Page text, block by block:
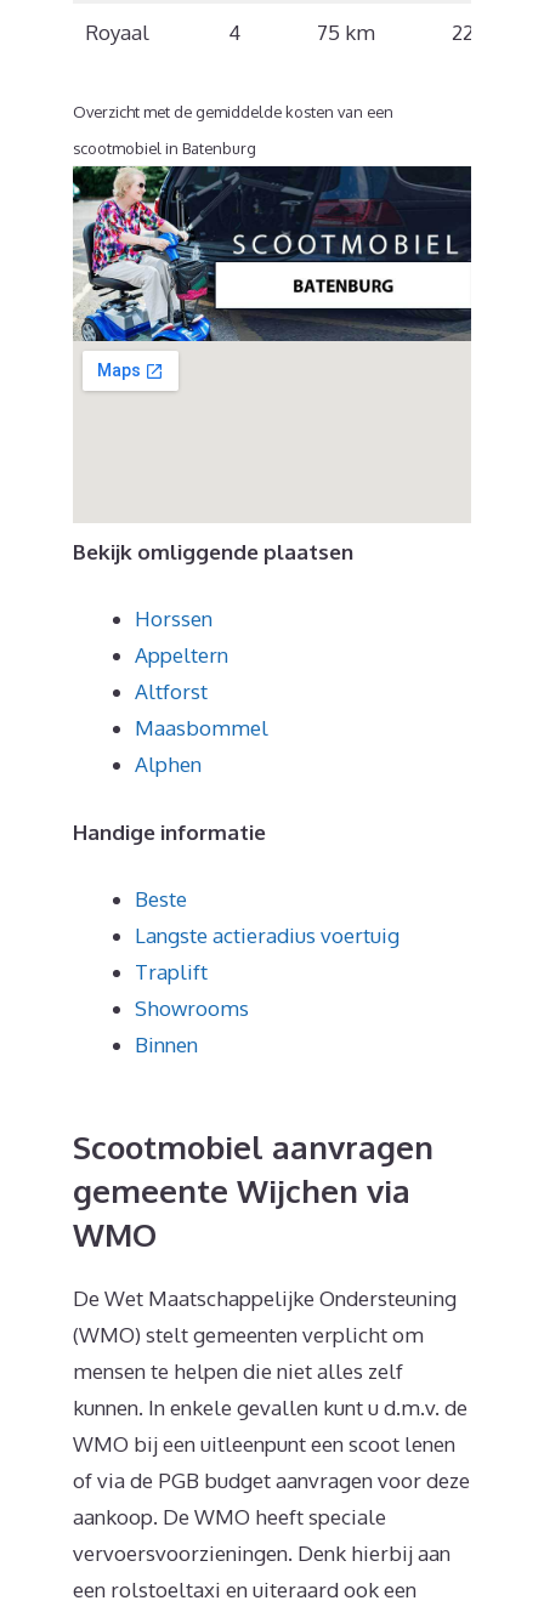
Royaal 4 75 km 22 km/u
Overzicht met de gemiddelde kosten van een
scootmobiel in Batenburg
Bekijk omliggende plaatsen
Horssen
Appeltern
Altforst
Maasbommel
Alphen
Handige informatie
Beste
Langste actieradius voertuig
Traplift
Showrooms
Binnen
Scootmobiel aanvragen
gemeente Wijchen via
WMO
De Wet Maatschappelijke Ondersteuning
(WMO) stelt gemeenten verplicht om
mensen te helpen die niet alles zelf
kunnen. In enkele gevallen kunt u d.m.v. de
WMO bij een uitleenpunt een scoot lenen
of via de PGB budget aanvragen voor deze
aankoop. De WMO heeft speciale
vervoersvoorzieningen. Denk hierbij aan
een rolstoeltaxi en uiteraard ook een